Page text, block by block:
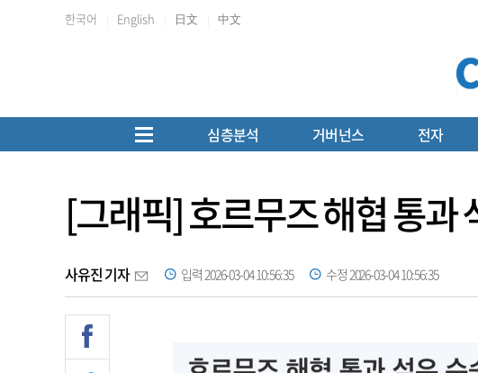
한국어 English 日文 中文
심층분석 거버넌스 전자
[그래픽] 호르무즈 해협 통과
사유진 기자 입력 2026-03-04 10:56:35 수정 2026-03-04 10:56:35